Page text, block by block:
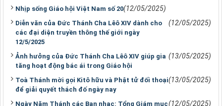
Nhịp sống Giáo hội Việt Nam số 20(12/05/2025)
Diễn văn của Đức Thánh Cha Lêô XIV dành cho
các đại diện truyền thông thế giới ngày
12/5/2025
(12/05/2025)
Ảnh hưởng của Đức Thánh Cha Lêô XIV giúp gia
tăng hoạt động bác ái trong Giáo hội
(13/05/2025)
Toà Thánh mời gọi Kitô hữu và Phật tử đối thoại
để giải quyết thách đố ngày nay
(13/05/2025)
Ngày Năm Thánh các Ban nhạc: Tổng Giám mục(12/05/2025)